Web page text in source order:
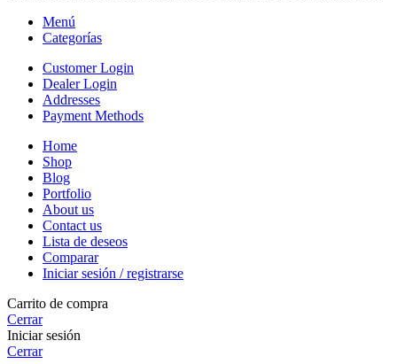
Menú
Categorías
Customer Login
Dealer Login
Addresses
Payment Methods
Home
Shop
Blog
Portfolio
About us
Contact us
Lista de deseos
Comparar
Iniciar sesión / registrarse
Carrito de compra
Cerrar
Iniciar sesión
Cerrar